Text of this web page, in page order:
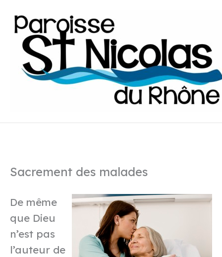
contenu
Sacrement des malades
De même
que Dieu
n’est pas
l’auteur de